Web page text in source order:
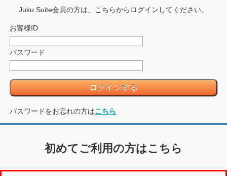
Juku Suite会員の方は、こちらからログインしてください。
お客様ID
パスワード
パスワードをお忘れの方はこちら
初めてご利用の方はこちら